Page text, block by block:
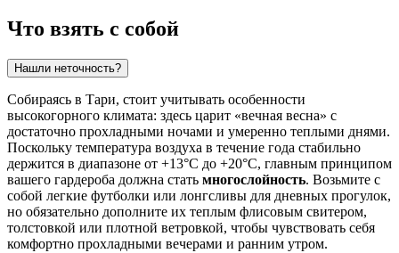
Что взять с собой
Нашли неточность?
Собираясь в Тари, стоит учитывать особенности
высокогорного климата: здесь царит «вечная весна» с
достаточно прохладными ночами и умеренно теплыми днями.
Поскольку температура воздуха в течение года стабильно
держится в диапазоне от +13°C до +20°C, главным принципом
вашего гардероба должна стать многослойность. Возьмите с
собой легкие футболки или лонгсливы для дневных прогулок,
но обязательно дополните их теплым флисовым свитером,
толстовкой или плотной ветровкой, чтобы чувствовать себя
комфортно прохладными вечерами и ранним утром.